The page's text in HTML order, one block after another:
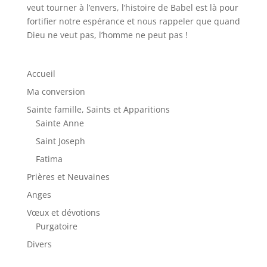
veut tourner à l’envers, l’histoire de Babel est là pour
fortifier notre espérance et nous rappeler que quand
Dieu ne veut pas, l’homme ne peut pas !
Accueil
Ma conversion
Sainte famille, Saints et Apparitions
Sainte Anne
Saint Joseph
Fatima
Prières et Neuvaines
Anges
Vœux et dévotions
Purgatoire
Divers